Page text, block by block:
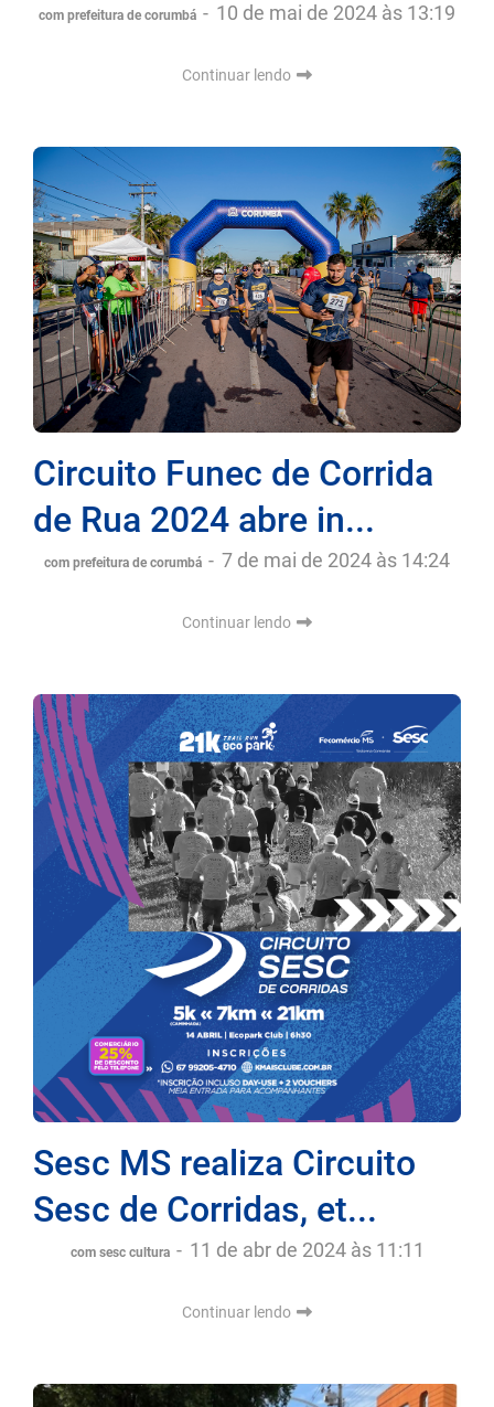
com prefeitura de corumbá - 10 de mai de 2024 às 13:19
Continuar lendo
Circuito Funec de Corrida
de Rua 2024 abre in...
com prefeitura de corumbá - 7 de mai de 2024 às 14:24
Continuar lendo
Sesc MS realiza Circuito
Sesc de Corridas, et...
com sesc cultura - 11 de abr de 2024 às 11:11
Continuar lendo